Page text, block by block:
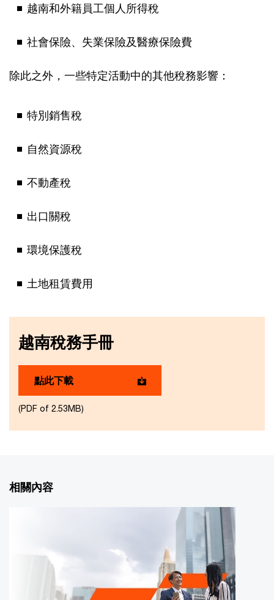
越南和外籍員工個人所得稅
社會保險、失業保險及醫療保險費
除此之外，一些特定活動中的其他稅務影響：
特別銷售稅
自然資源稅
不動產稅
出口關稅
環境保護稅
土地租賃費用
越南稅務手冊
點此下載
(PDF of 2.53MB)
相關內容